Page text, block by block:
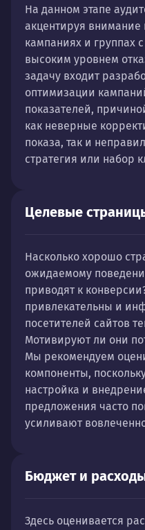
На данном этапе
акцентируя
кампаниях и группах
высоким уровнем
задачу входит
оптимизации
показателей,
как неверные
показа, так и
стратегия или набор
Целевые
Насколько хорошо
ожидаемому
приводят к
привлекательны и
посетителей сайтов
Мотивируют ли они
Мы рекомендуем
компоненты,
настройка и
предложения часто
усиливают
Бюджет и
Здесь оценивается